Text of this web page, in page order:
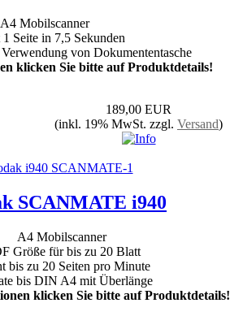
A4 Mobilscanner
1 Seite in 7,5 Sekunden
von Dokumententasche
klicken Sie bitte auf Produktdetails!
189,00 EUR
(inkl. 19% MwSt. zzgl. Versand)
SCANMATE i940
A4 Mobilscanner
Größe für bis zu 20 Blatt
bis zu 20 Seiten pro Minute
bis DIN A4 mit Überlänge
klicken Sie bitte auf Produktdetails!